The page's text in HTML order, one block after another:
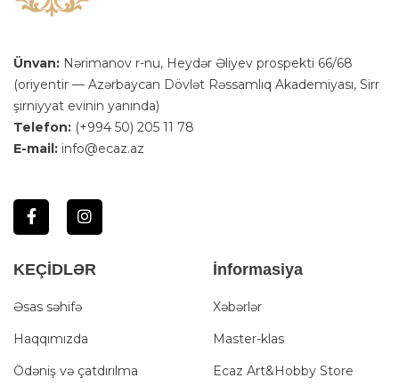
Ünvan: Nərimanov r-nu, Heydər Əliyev prospekti 66/68
(oriyentir — Azərbaycan Dövlət Rəssamlıq Akademiyası, Sirr
şirniyyat evinin yanında)
Telefon: (+994 50) 205 11 78
E-mail: info@ecaz.az
KEÇİDLƏR
Əsas səhifə
Haqqımızda
Ödəniş və çatdırılma
İnformasiya
Xəbərlər
Master-klas
Ecaz Art&Hobby Store